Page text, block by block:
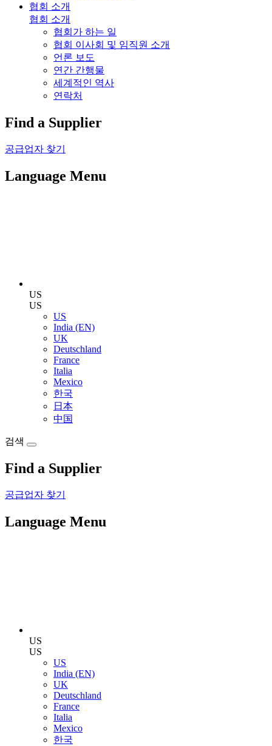
협회 소개
협회 소개
협회가 하는 일
협회 이사회 및 임직원 소개
언론 보도
연간 간행물
세계적인 역사
연락처
Find a Supplier
공급업자 찾기
Language Menu
US
US
US
India (EN)
UK
Deutschland
France
Italia
Mexico
한국
日本
中国
검색
Find a Supplier
공급업자 찾기
Language Menu
US
US
US
India (EN)
UK
Deutschland
France
Italia
Mexico
한국